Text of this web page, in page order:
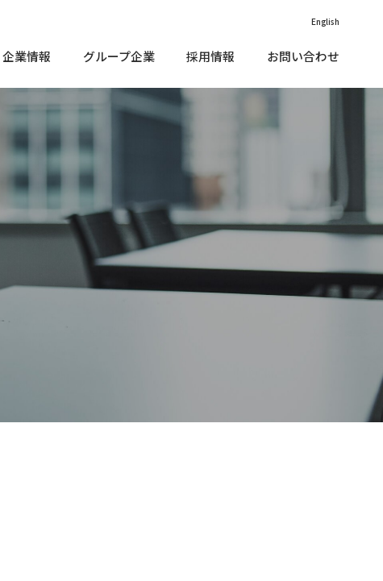
English
定款
電子公告
よくあるご質問
IRカレンダー
Social（社会）
Governance（ガバナンス）
外部評価
ESG情報索引
企業情報
沿革
企業理念
グループ企業 採用情報 お問い合わせ
IR•メディアに関する
定款
電子公告
IRニュース
IRカレンダー
Social（社会）
Governance（ガバナンス）
外部評価
サステナブルファイナンス
沿革
IR•メディアに関する